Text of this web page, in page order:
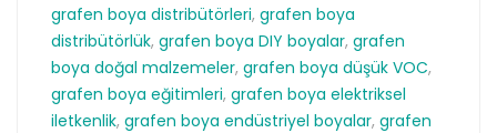
grafen boya distribütörleri, grafen boya
distribütörlük, grafen boya DIY boyalar, grafen
boya doğal malzemeler, grafen boya düşük VOC,
grafen boya eğitimleri, grafen boya elektriksel
iletkenlik, grafen boya endüstriyel boyalar, grafen